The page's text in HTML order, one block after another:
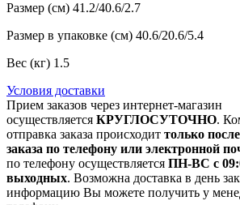
Размер (см) 41.2/40.6/2.7
Размер в упаковке (см) 40.6/20.6/5.4
Вес (кг) 1.5
Условия доставки
Прием заказов через интернет-магазин
осуществляется КРУГЛОСУТОЧНО.
отправка заказа происходит только
заказа по телефону или электронной
по телефону осуществляется ПН-ВС с
выходных. Возможна доставка в день
информацию Вы можете получить у